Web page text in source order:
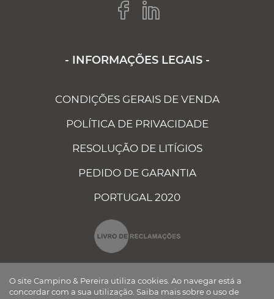
- INFORMAÇÕES LEGAIS -
CONDIÇÕES GERAIS DE VENDA
POLÍTICA DE PRIVACIDADE
RESOLUÇÃO DE LITÍGIOS
PEDIDO DE GARANTIA
PORTUGAL 2020
O site Campino & Pereira utiliza cookies. Ao navegar está a
concordar com a sua utilização. Saiba mais sobre o uso de